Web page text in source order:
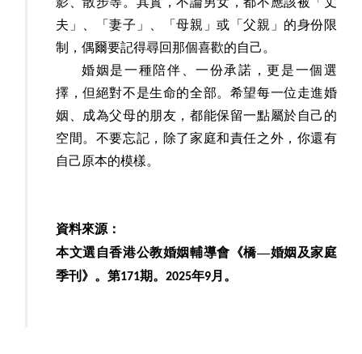
夫」、「妻子」、「母親」或「父親」的身份限
制，偶爾要記得尋回那個喜歡的自己。
婚姻是一種陪伴、一份承諾，更是一個選
擇，但絕對不是生命的全部。希望每一位走進婚
姻、成為父母的朋友，都能保留一點屬於自己的
空間。不要忘記，除了家庭和責任之外，你還有
自己原本的模樣。
資料來源：
本文選自香港公教婚姻輔導會《橋—婚姻及家庭
季刊》。第171期。 2025年9月 。